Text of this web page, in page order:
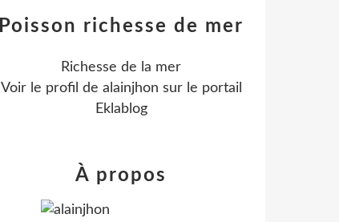
Poisson richesse de mer
Richesse de la mer
Voir le profil de alainjhon sur le portail
Eklablog
À propos